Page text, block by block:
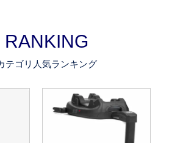
RANKING
テゴリ人気ランキング